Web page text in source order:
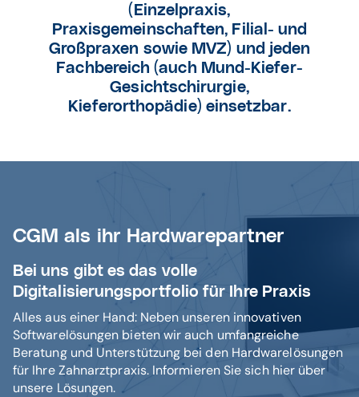
(Einzelpraxis,
Praxisgemeinschaften, Filial- und
Großpraxen sowie MVZ) und jeden
Fachbereich (auch Mund-Kiefer-
Gesichtschirurgie,
Kieferorthopädie) einsetzbar.
CGM als ihr Hardwarepartner
Bei uns gibt es das volle
Digitalisierungsportfolio für Ihre Praxis
Alles aus einer Hand: Neben unseren innovativen
Softwarelösungen bieten wir auch umfangreiche
Beratung und Unterstützung bei den Hardwarelösungen
für Ihre Zahnarztpraxis. Informieren Sie sich hier über
unsere Lösungen.